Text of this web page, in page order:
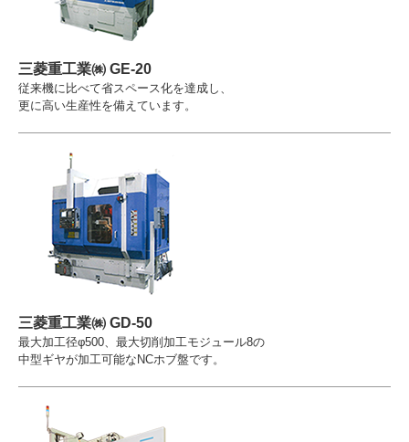
三菱重工業㈱ GE-20
従来機に比べて省スペース化を達成し、
更に高い生産性を備えています。
三菱重工業㈱ GD-50
最大加工径φ500、最大切削加工モジュール8の
中型ギヤが加工可能なNCホブ盤です。